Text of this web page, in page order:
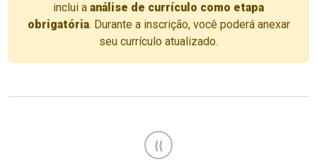
inclui a análise de currículo como etapa
obrigatória. Durante a inscrição, você poderá anexar
seu currículo atualizado.
{{